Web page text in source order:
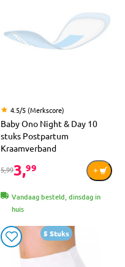
4.5/5 (Merkscore)
Baby Ono Night & Day 10
stuks Postpartum
Kraamverband
5,993,99
Vandaag besteld, dinsdag in
huis
5 Stuks